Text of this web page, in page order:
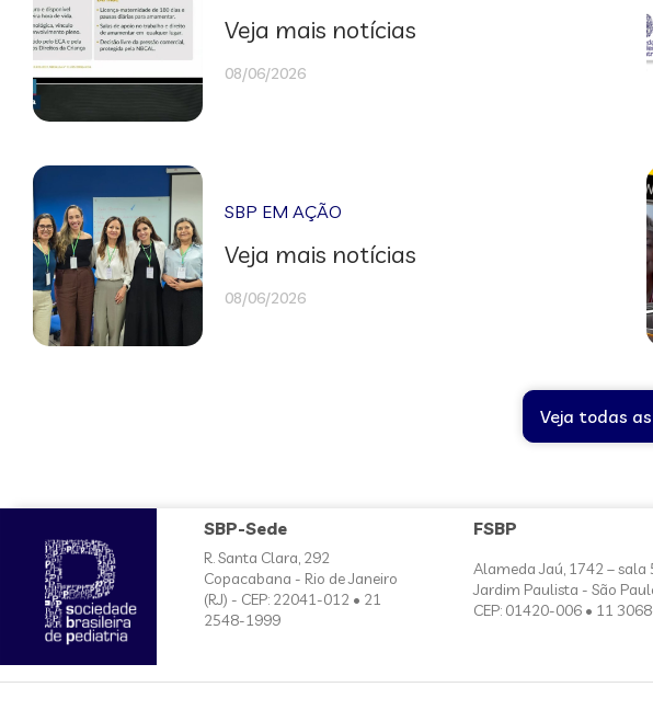
Veja mais notícias
08/06/2026
SBP EM AÇÃO
Veja mais notícias
08/06/2026
Veja todas
SBP-Sede
R. Santa Clara, 292
Copacabana - Rio de Janeiro
(RJ) - CEP: 22041-012 • 21
2548-1999
FSBP
Alameda Jaú, 1742 – sala
Jardim Paulista - São
CEP: 01420-006 • 11